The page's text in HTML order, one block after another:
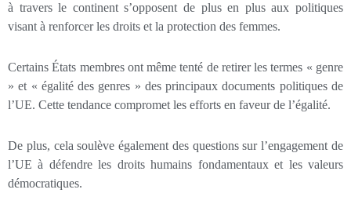
à travers le continent s’opposent de plus en plus aux politiques
visant à renforcer les droits et la protection des femmes.
Certains États membres ont même tenté de retirer les termes « genre
» et « égalité des genres » des principaux documents politiques de
l’UE. Cette tendance compromet les efforts en faveur de l’égalité.
De plus, cela soulève également des questions sur l’engagement de
l’UE à défendre les droits humains fondamentaux et les valeurs
démocratiques.